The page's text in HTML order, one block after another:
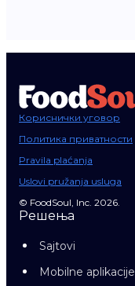
Кориснички уговор
Политика приватности
Pravila plaćanja
Uslovi pružanja usluga
© FoodSoul, Inc. 2026.
Решења
Sajtovi
Mobilne aplikacije